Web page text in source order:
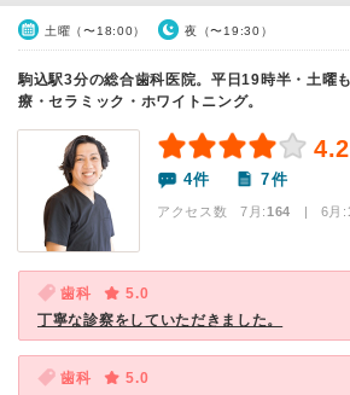
土曜（〜18:00） 夜（〜19:30）
駒込駅3分の総合歯科医院。平日19時半・土曜
療・セラミック・ホワイトニング。
4件 7件
アクセス数 7月:164 | 6月:
歯科
5.0
丁寧な診察をしていただきました。
歯科
5.0